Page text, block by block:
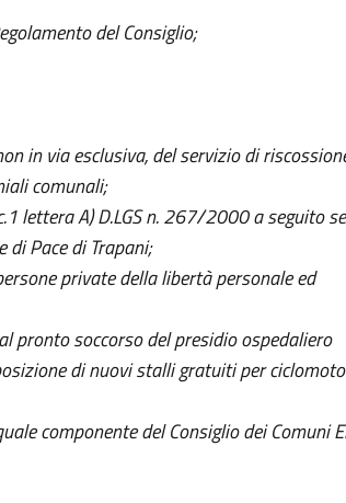
del Consiglio;
in via esclusiva, del servizio di
comunali;
lettera A) D.LGS n. 267/2000 a seguito
Pace di Trapani;
private della libertà personale ed
pronto soccorso del presidio ospedaliero
di nuovi stalli gratuiti per
componente del Consiglio dei Comuni